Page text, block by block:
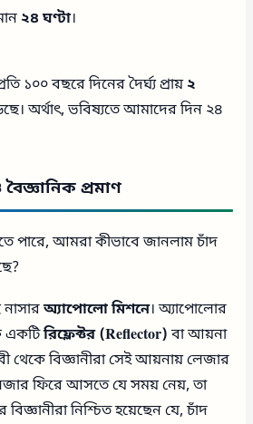
২৪ ঘণ্টা।
১০০ বছরে দিনের দৈর্ঘ্য প্রায়২
অর্থাৎ, ভবিষ্যতে আমাদের দিন ২৪
প্রমাণ
পারে, আমরা কীভাবে জানলাম চাঁদ
অ্যাপোলো মিশনে। অ্যাপোলোর
একটিরিফ্লেক্টর (Reflector)বা আয়না
থেকে বিজ্ঞানীরা সেই আয়নায় লেজার
ফিরে আসতে যে সময় নেয়, তা
নিশ্চিত হয়েছেন যে, চাঁদ